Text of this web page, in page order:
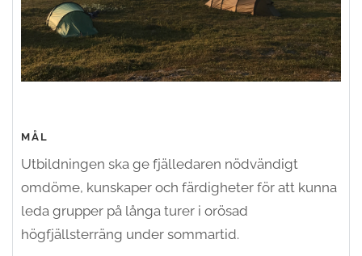
MÅL
Utbildningen ska ge fjälledaren nödvändigt
omdöme, kunskaper och färdigheter för att kunna
leda grupper på långa turer i orösad
högfjällsterräng under sommartid.